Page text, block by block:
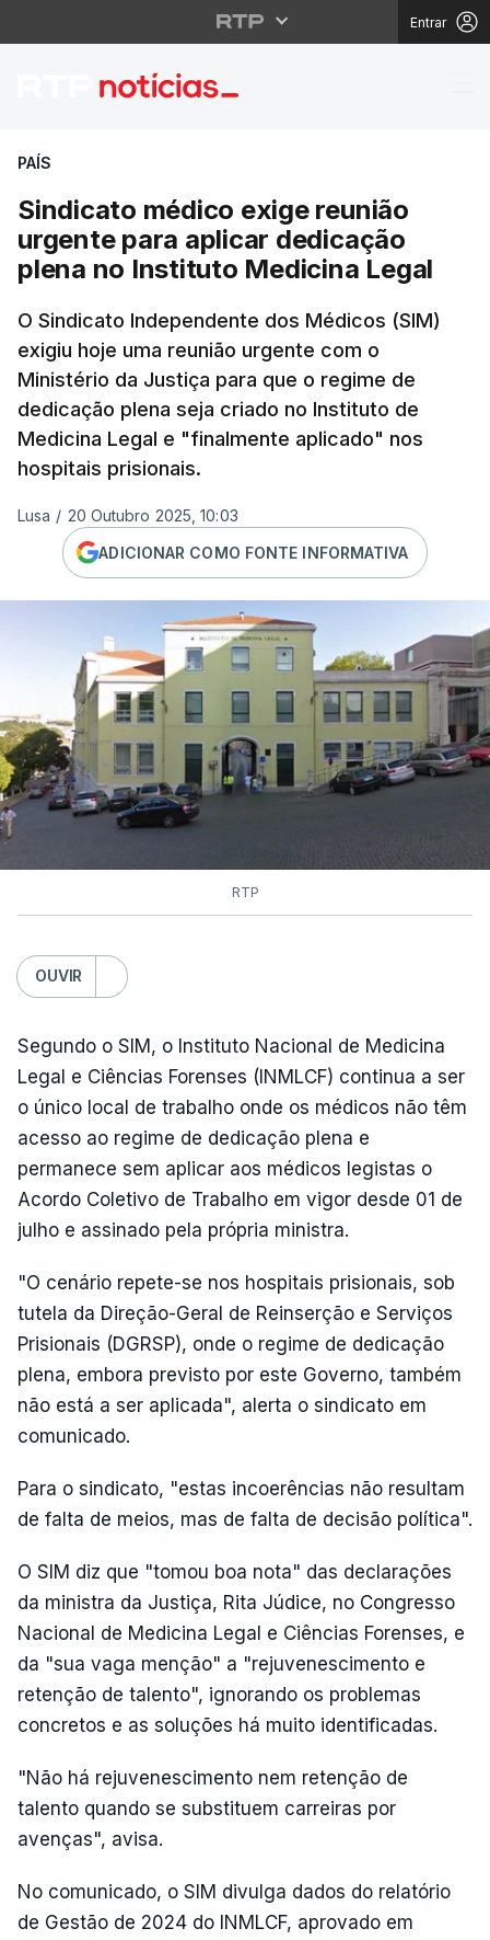
Entrar
Sindicato médico
PAÍS
Sindicato médico exige reunião
urgente para aplicar dedicação
plena no Instituto Medicina Legal
O Sindicato Independente dos Médicos (SIM)
exigiu hoje uma reunião urgente com o
Ministério da Justiça para que o regime de
dedicação plena seja criado no Instituto de
Medicina Legal e "finalmente aplicado" nos
hospitais prisionais.
Lusa / 20 Outubro 2025, 10:03
ADICIONAR COMO FONTE INFORMATIVA
RTP
OUVIR
Segundo o SIM, o Instituto Nacional de Medicina
Legal e Ciências Forenses (INMLCF) continua a ser
o único local de trabalho onde os médicos não têm
acesso ao regime de dedicação plena e
permanece sem aplicar aos médicos legistas o
Acordo Coletivo de Trabalho em vigor desde 01 de
julho e assinado pela própria ministra.
"O cenário repete-se nos hospitais prisionais, sob
tutela da Direção-Geral de Reinserção e Serviços
Prisionais (DGRSP), onde o regime de dedicação
plena, embora previsto por este Governo, também
não está a ser aplicada", alerta o sindicato em
comunicado.
Para o sindicato, "estas incoerências não resultam
de falta de meios, mas de falta de decisão política".
O SIM diz que "tomou boa nota" das declarações
da ministra da Justiça, Rita Júdice, no Congresso
Nacional de Medicina Legal e Ciências Forenses, e
da "sua vaga menção" a "rejuvenescimento e
retenção de talento", ignorando os problemas
concretos e as soluções há muito identificadas.
"Não há rejuvenescimento nem retenção de
talento quando se substituem carreiras por
avenças", avisa.
No comunicado, o SIM divulga dados do relatório
de Gestão de 2024 do INMLCF, aprovado em